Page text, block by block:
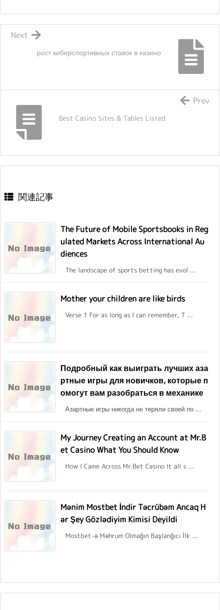
рост киберспортивных ставок в казино
Next
Best Casino Sites & Tables Listed
Prev
関連記事
The Future of Mobile Sportsbooks in Reg
ulated Markets Across International Au
diences
The landscape of sports betting has evol ...
Mother your children are like birds
Verse 1 For as long as I can remember, T ...
Подробный как выиграть лучших аза
ртные игры для новичков, которые п
омогут вам разобраться в механике
Азартные игры никогда не теряли своей по ...
My Journey Creating an Account at Mr.B
et Casino What You Should Know
How I Came Across Mr.Bet Casino It all s ...
Mənim Mostbet İndir Təcrübəm Ancaq H
ər Şey Gözlədiyim Kimisi Deyildi
Mostbet-ə Məhrum Olmağın Başlanğıcı İlk ...